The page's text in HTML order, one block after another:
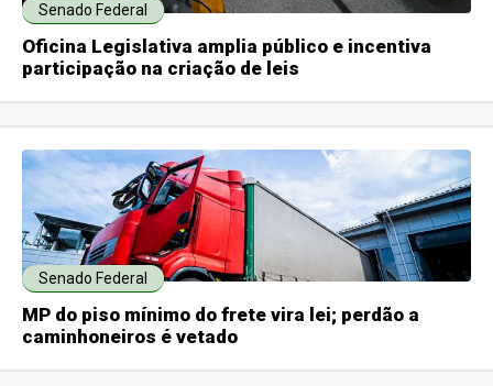
Senado Federal
Oficina Legislativa amplia público e incentiva
participação na criação de leis
Senado Federal
MP do piso mínimo do frete vira lei; perdão a
caminhoneiros é vetado